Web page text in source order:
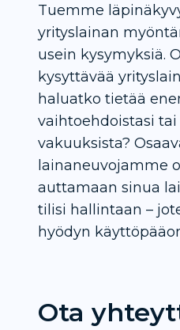
Tuemme
yrityslainan
usein kysymyksiä.
kysyttävää
haluatko tietää
vaihtoehdoistasi tai
vakuuksista?
lainaneuvojamme
auttamaan sinua
tilisi hallintaan –
hyödyn
Ota